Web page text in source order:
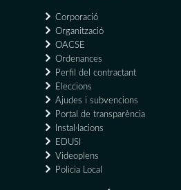
Corporació
Organització
OACSE
Ordenances
Perfil del contractant
Eleccions
Ajudes i subvencions
Portal de transparència
Instal·lacions
EDUSI
Videoplens
Policia Local